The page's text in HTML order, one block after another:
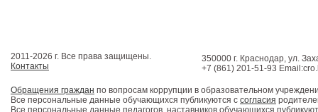
2011-2026 г. Все права защищены.
Контакты
350000 г. Краснодар, ул.
+7 (861) 201-51-93
Обращения граждан по вопросам коррупции в образовательном
Все персональные данные обучающихся публикуются с согласия
Все персональные данные педагогов, наставников обучающихся